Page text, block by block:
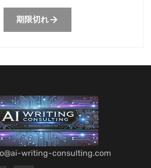
期限切れ
writing-consulting.com